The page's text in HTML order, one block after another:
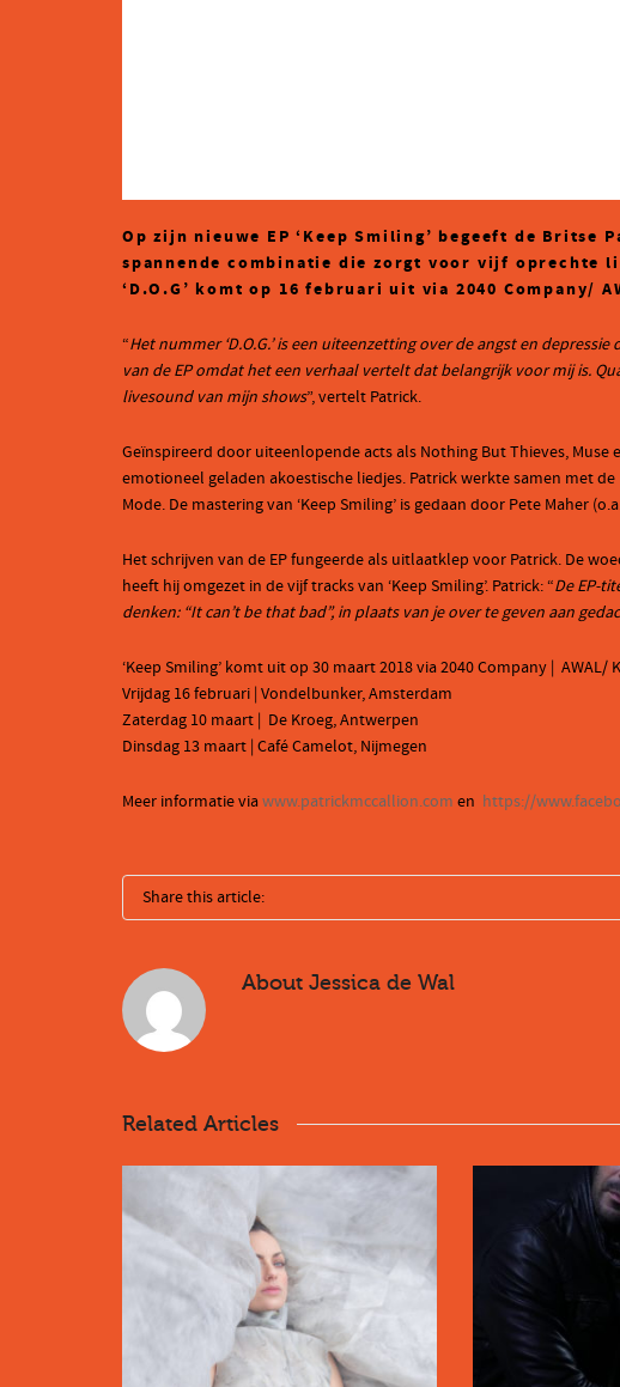
Op zijn nieuwe EP ‘Keep Smiling’ begeeft de
spannende combinatie die zorgt voor vijf oprechte
‘D.O.G’ komt op 16 februari uit via 2040
“Het nummer ‘D.O.G.’ is een uiteenzetting over de angst en
van de EP omdat het een verhaal vertelt dat belangrijk voor mij is.
livesound van mijn shows”, vertelt Patrick.
Geïnspireerd door uiteenlopende acts als Nothing But Thieves,
emotioneel geladen akoestische liedjes. Patrick werkte samen met
Mode. De mastering van ‘Keep Smiling’ is gedaan door Pete Maher
Het schrijven van de EP fungeerde als uitlaatklep voor Patrick. De
heeft hij omgezet in de vijf tracks van ‘Keep Smiling’. Patrick: “De EP-
denken: “It can’t be that bad”, in plaats van je over te geven aan
‘Keep Smiling’ komt uit op 30 maart 2018 via 2040 Company |
Vrijdag 16 februari | Vondelbunker, Amsterdam
Zaterdag 10 maart | De Kroeg, Antwerpen
Dinsdag 13 maart | Café Camelot, Nijmegen
Meer informatie viawww.patrickmccallion.com en https://
Share this article:
About Jessica de Wal
Related Articles